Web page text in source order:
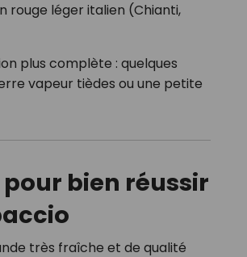
rouge léger italien (Chianti,
plus complète : quelques
vapeur tièdes ou une petite
bien réussir
très fraîche et de qualité